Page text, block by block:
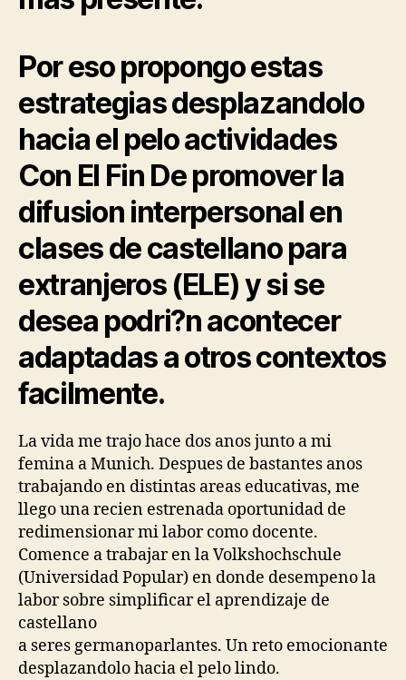
Por eso propongo estas
estrategias desplazandolo
hacia el pelo actividades
Con El Fin De promover la
difusion interpersonal en
clases de castellano para
extranjeros (ELE) y si se
desea podri?n acontecer
adaptadas a otros contextos
facilmente.
La vida me trajo hace dos anos junto a mi
femina a Munich. Despues de bastantes anos
trabajando en distintas areas educativas, me
llego una recien estrenada oportunidad de
redimensionar mi labor como docente.
Comence a trabajar en la Volkshochschule
(Universidad Popular) en donde desempeno la
labor sobre simplificar el aprendizaje de
castellano
a seres germanoparlantes. Un reto emocionante
desplazandolo hacia el pelo lindo.